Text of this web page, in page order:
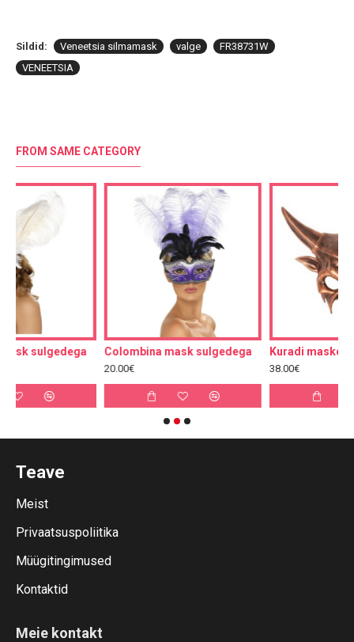
Sildid: Veneetsia silmamask valge
FR38731W
VENEETSIA
FROM SAME CATEGORY
Colombina mask sulgedega Kuradi maskeraadimask
Teave
Meist
Privaatsuspoliitika
Müügitingimused
Kontaktid
Meie kontakt